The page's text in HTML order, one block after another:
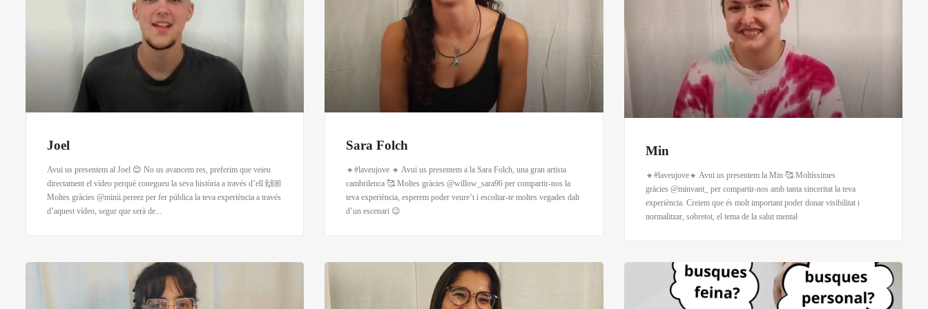
Joel
Avui us presentem al Joel 😊 No us avancem res, preferim que veieu
directament el vídeo perquè conegueu la seva història a través d’ell 🙌🏼
Moltes gràcies @minii.pereez per fer pública la teva experiència a través
d’aquest vídeo, segur que serà de...
Sara Folch
🔸#laveujove 🔸 Avui us presentem a la Sara Folch, una gran artista
cambrilenca 🥰 Moltes gràcies @willow_sara96 per compartir-nos la
teva experiència, esperem poder veure’t i escoltar-te moltes vegades dalt
d’un escenari 😉
Min
🔸#laveujove🔸 Avui us presentem la Min 🥰 Moltíssimes
gràcies @minvant_ per compartir-nos amb tanta sinceritat la teva
experiència. Creiem que és molt important poder donar visibilitat i
normalitzar, sobretot, el tema de la salut mental